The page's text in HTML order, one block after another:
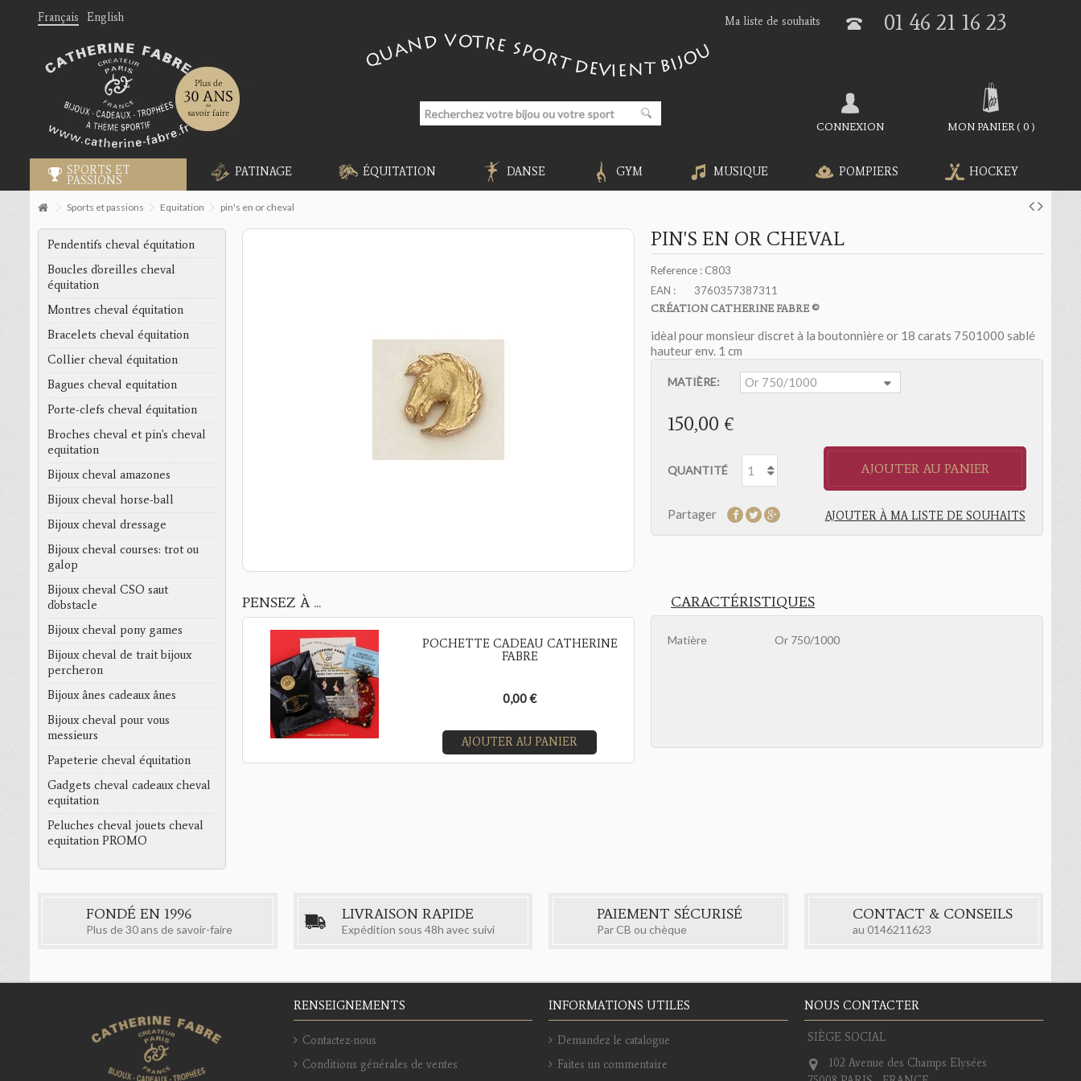
Français English 01 46 21 16 23
Ma liste de souhaits
MON PANIER( 0 )
CONNEXION
SPORTS ET
PASSIONS
PATINAGE ÉQUITATION DANSE GYM MUSIQUE POMPIERS HOCKEY
Sports et passions Equitation pin's en or cheval
PIN'S EN OR CHEVAL
Reference : C803
EAN :
3760357387311
CRÉATION CATHERINE FABRE ©
idèal pour monsieur discret à la boutonnière or 18 carats 7501000 sablé
hauteur env. 1 cm
MATIÈRE:
150,00 €
QUANTITÉ AJOUTER AU PANIER
Partager AJOUTER À MA LISTE DE SOUHAITS
PENSEZ À ...
POCHETTE CADEAU CATHERINE
FABRE
0,00 €
AJOUTER AU PANIER
CARACTÉRISTIQUES
Matière Or 750/1000
Pendentifs cheval équitation
Boucles d'oreilles cheval
équitation
Montres cheval équitation
Bracelets cheval équitation
Collier cheval équitation
Bagues cheval equitation
Porte-clefs cheval équitation
Broches cheval et pin's cheval
equitation
Bijoux cheval amazones
Bijoux cheval horse-ball
Bijoux cheval dressage
Bijoux cheval courses: trot ou
galop
Bijoux cheval CSO saut
d'obstacle
Bijoux cheval pony games
Bijoux cheval de trait bijoux
percheron
Bijoux ânes cadeaux ânes
Bijoux cheval pour vous
messieurs
Papeterie cheval équitation
Gadgets cheval cadeaux cheval
equitation
Peluches cheval jouets cheval
equitation PROMO
FONDÉ EN 1996
Plus de 30 ans de savoir-faire
LIVRAISON RAPIDE
Expédition sous 48h avec suivi
PAIEMENT SÉCURISÉ
Par CB ou chèque
CONTACT & CONSEILS
au 0146211623
RENSEIGNEMENTS
Contactez-nous
Conditions générales de ventes
INFORMATIONS UTILES
Demandez le catalogue
Faites un commentaire
NOUS CONTACTER
SIÈGE SOCIAL
102 Avenue des Champs Elysées